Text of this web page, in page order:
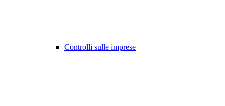
Controlli sulle imprese